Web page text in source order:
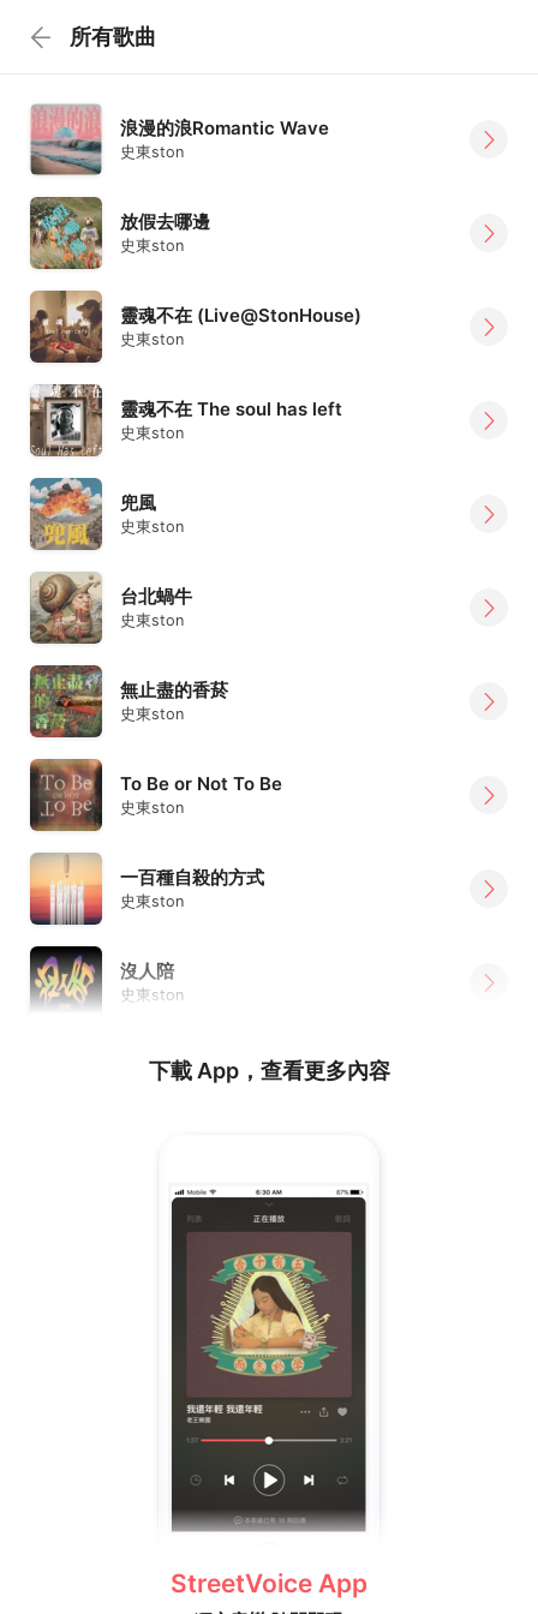
所有歌曲
浪漫的浪Romantic Wave
史東ston
放假去哪邊
史東ston
靈魂不在 (Live@StonHouse)
史東ston
靈魂不在 The soul has left
史東ston
兜風
史東ston
台北蝸牛
史東ston
無止盡的香菸
史東ston
To Be or Not To Be
史東ston
一百種自殺的方式
史東ston
沒人陪
史東ston
下載 App，查看更多內容
StreetVoice App